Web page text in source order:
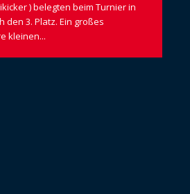
) belegten beim Turnier in
den 3. Platz. Ein großes
kleinen...